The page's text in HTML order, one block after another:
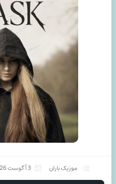
موزیک باران 3 آگوست 2026